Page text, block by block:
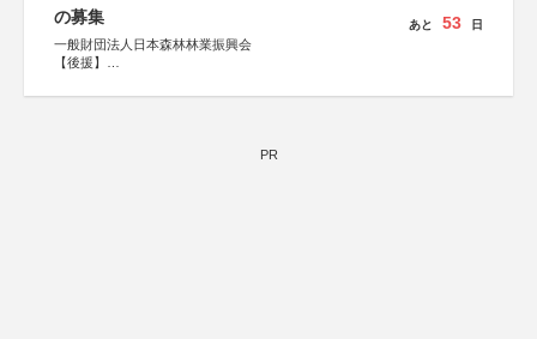
の募集
一般財団法人日本森林林業振興会
【後援】
会、森林火災対策協会
あと 53 日
PR